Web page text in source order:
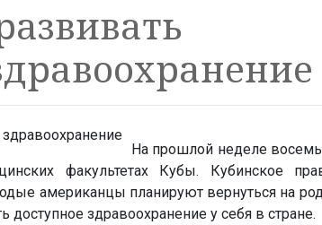
На прошлой неделе восемь
факультетах Кубы. Кубинское
американцы планируют вернуться на
здравоохранение у себя в стране.